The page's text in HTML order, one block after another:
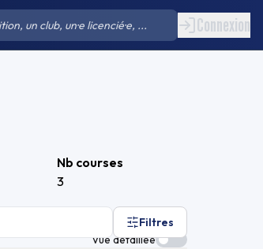
Connexion
Nb courses
3
Filtres
Vue détaillée